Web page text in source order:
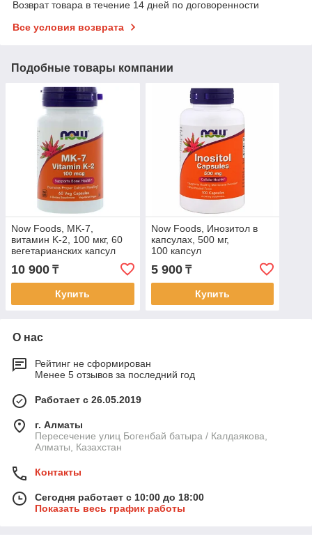
Возврат товара в течение 14 дней по договоренности
Все условия возврата
Подобные товары компании
Now Foods, MK-7,
витамин K-2, 100 мкг, 60
вегетарианских капсул
10 900 ₸
Купить
Now Foods, Инозитол в
капсулах, 500 мг,
100 капсул
5 900₸
Купить
О нас
Рейтинг не сформирован
Менее 5 отзывов за последний год
Работает с 26.05.2019
г. Алматы
Пересечение улиц Богенбай батыра / Калдаякова,
Алматы, Казахстан
Контакты
Сегодня работает с 10:00 до 18:00
Показать весь график работы